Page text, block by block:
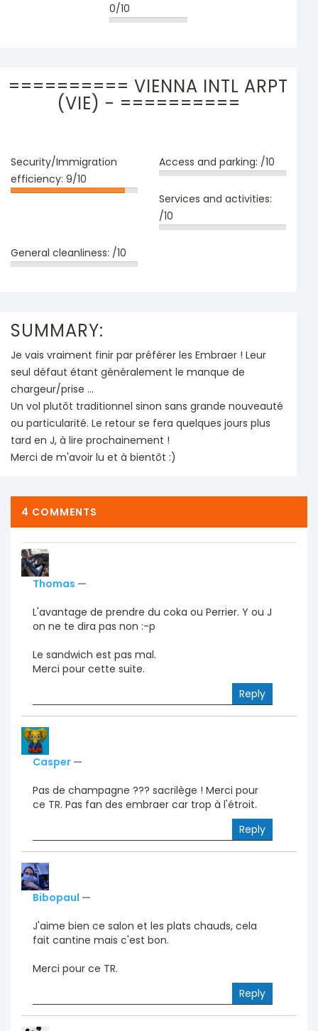
0/10
========== VIENNA INTL ARPT
(VIE) - ==========
Security/Immigration
efficiency: 9/10
Access and parking: /10
Services and activities:
/10
General cleanliness: /10
SUMMARY:
Je vais vraiment finir par préférer les Embraer ! Leur
seul défaut étant généralement le manque de
chargeur/prise ...
Un vol plutôt traditionnel sinon sans grande nouveauté
ou particularité. Le retour se fera quelques jours plus
tard en J, à lire prochainement !
Merci de m'avoir lu et à bientôt :)
4 COMMENTS
Thomas —
L'avantage de prendre du coka ou Perrier. Y ou J
on ne te dira pas non :-p
Le sandwich est pas mal.
Merci pour cette suite.
Reply
Casper —
Pas de champagne ??? sacrilège ! Merci pour
ce TR. Pas fan des embraer car trop à l'étroit.
Reply
Bibopaul —
J'aime bien ce salon et les plats chauds, cela
fait cantine mais c'est bon.
Merci pour ce TR.
Reply